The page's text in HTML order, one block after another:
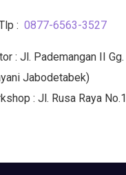
: 0877-6563-3527
: Jl. Pademangan II
Jabodetabek)
: Jl. Rusa Raya